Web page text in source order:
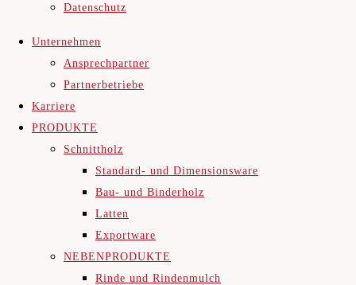
Datenschutz
Unternehmen
Ansprechpartner
Partnerbetriebe
Karriere
PRODUKTE
Schnittholz
Standard- und Dimensionsware
Bau- und Binderholz
Latten
Exportware
NEBENPRODUKTE
Rinde und Rindenmulch